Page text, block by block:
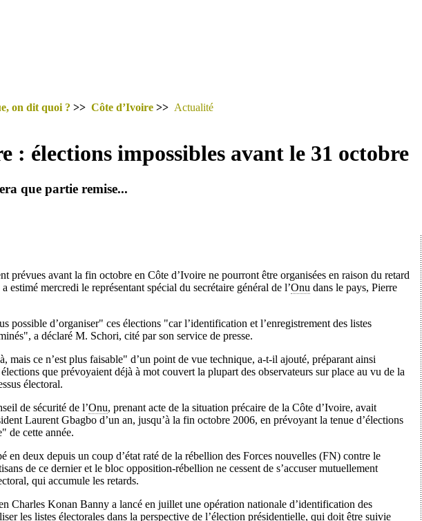
on dit quoi ? >> Côte d’Ivoire >> Actualité
: élections impossibles avant le 31 octobre
que partie remise...
prévues avant la fin octobre en Côte d’Ivoire ne pourront être organisées en raison du retard
estimé mercredi le représentant spécial du secrétaire général de l’Onu dans le pays, Pierre
possible d’organiser" ces élections "car l’identification et l’enregistrement des listes
a déclaré M. Schori, cité par son service de presse.
mais ce n’est plus faisable" d’un point de vue technique, a-t-il ajouté, préparant ainsi
que prévoyaient déjà à mot couvert la plupart des observateurs sur place au vu de la
électoral.
de sécurité de l’Onu, prenant acte de la situation précaire de la Côte d’Ivoire, avait
Laurent Gbagbo d’un an, jusqu’à la fin octobre 2006, en prévoyant la tenue d’élections
de cette année.
en deux depuis un coup d’état raté de la rébellion des Forces nouvelles (FN) contre le
de ce dernier et le bloc opposition-rébellion ne cessent de s’accuser mutuellement
qui accumule les retards.
Charles Konan Banny a lancé en juillet une opération nationale d’identification des
les listes électorales dans la perspective de l’élection présidentielle, qui doit être suivie